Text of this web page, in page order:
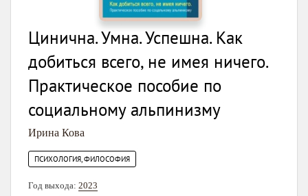
Цинична. Умна. Успешна. Как
добиться всего, не имея ничего.
Практическое пособие по
социальному альпинизму
Ирина Кова
ПСИХОЛОГИЯ, ФИЛОСОФИЯ
Год выхода: 2023